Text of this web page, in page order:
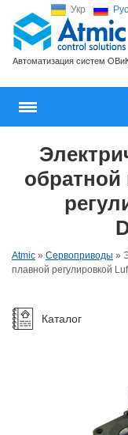
Укр Рус
Автоматизация систем
Atmic » Сервоприводы »
плавной регулировкой
Каталог